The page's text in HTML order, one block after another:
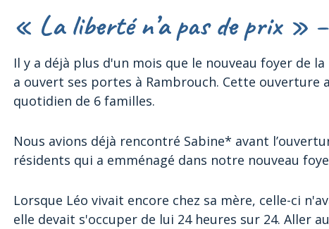
« La liberté n’a pas de prix »
Il y a déjà plus d'un mois que le nouveau foyer de
a ouvert ses portes à Rambrouch. Cette ouverture
quotidien de 6 familles.
Nous avions déjà rencontré Sabine* avant
résidents qui a emménagé dans notre nouveau
Lorsque Léo vivait encore chez sa mère, celle-ci
elle devait s'occuper de lui 24 heures sur 24. Aller